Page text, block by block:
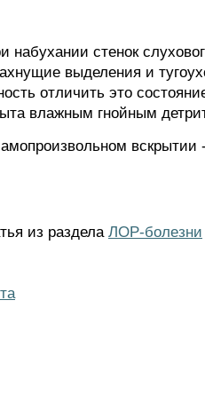
стенок
выделения и
отличить это
влажным гнойным
вскрытии
из раздела ЛОР-болезни